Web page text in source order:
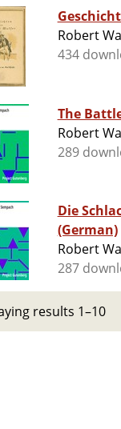
Robert
434
The
Robert
289
Die
(German)
Robert
287
results 1–10